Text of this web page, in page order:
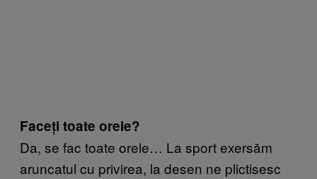
Faceți toate orele?
Da, se fac toate orele… La sport exersăm
aruncatul cu privirea, la desen ne plictisesc